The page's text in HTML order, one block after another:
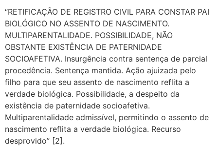
“RETIFICAÇÃO DE REGISTRO CIVIL PARA CONSTAR PAI
BIOLÓGICO NO ASSENTO DE NASCIMENTO.
MULTIPARENTALIDADE. POSSIBILIDADE, NÃO
OBSTANTE EXISTÊNCIA DE PATERNIDADE
SOCIOAFETIVA. Insurgência contra sentença de parcial
procedência. Sentença mantida. Ação ajuizada pelo
filho para que seu assento de nascimento reflita a
verdade biológica. Possibilidade, a despeito da
existência de paternidade socioafetiva.
Multiparentalidade admissível, permitindo o assento de
nascimento reflita a verdade biológica. Recurso
desprovido” [2].